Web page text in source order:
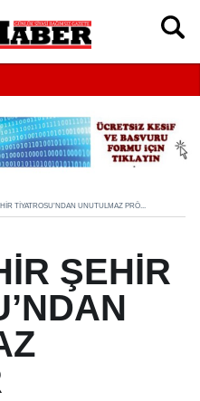
TİYATROSU’NDAN UNUTULMAZ PRÖ...
ŞEHİR